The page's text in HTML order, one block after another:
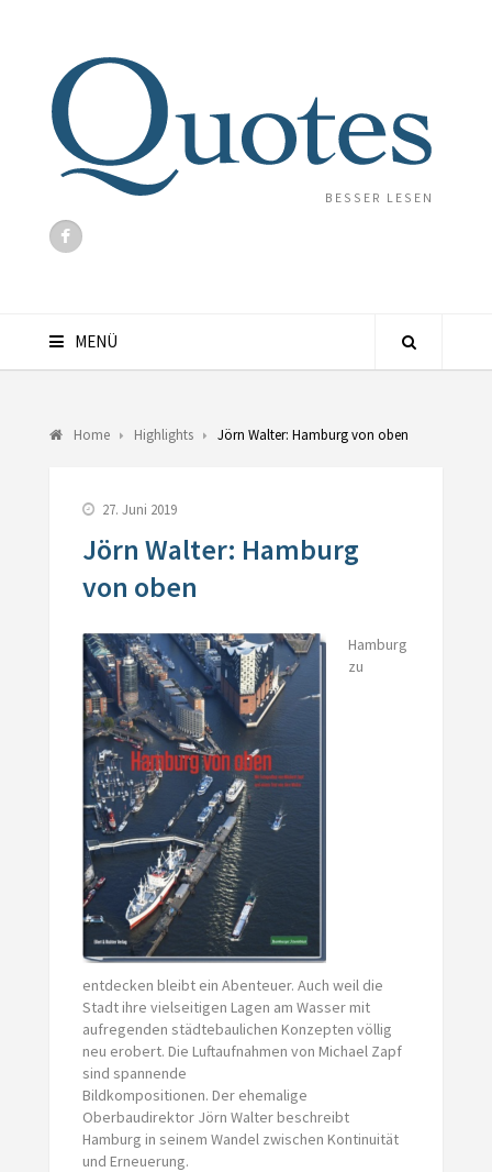
BESSER LESEN
MENÜ
Home Highlights Jörn Walter: Hamburg von oben
27. Juni 2019
Jörn Walter: Hamburg
von oben
Hamburg
zu
entdecken bleibt ein Abenteuer. Auch weil die
Stadt ihre vielseitigen Lagen am Wasser mit
aufregenden städtebaulichen Konzepten völlig
neu erobert. Die Luftaufnahmen von Michael Zapf
sind spannende
Bildkompositionen. Der ehemalige
Oberbaudirektor Jörn Walter beschreibt
Hamburg in seinem Wandel zwischen Kontinuität
und Erneuerung.